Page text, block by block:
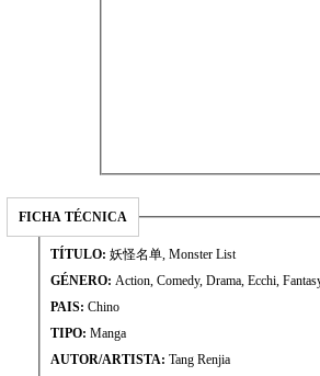
FICHA TÉCNICA
TÍTULO: 妖怪名单, Monster List
GÉNERO: Action, Comedy, Drama, Ecchi,
PAIS: Chino
TIPO: Manga
AUTOR/ARTISTA: Tang Renjia